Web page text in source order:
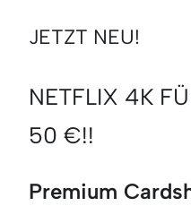
JETZT NEU!
NETFLIX 4K
50 €!!
Premium